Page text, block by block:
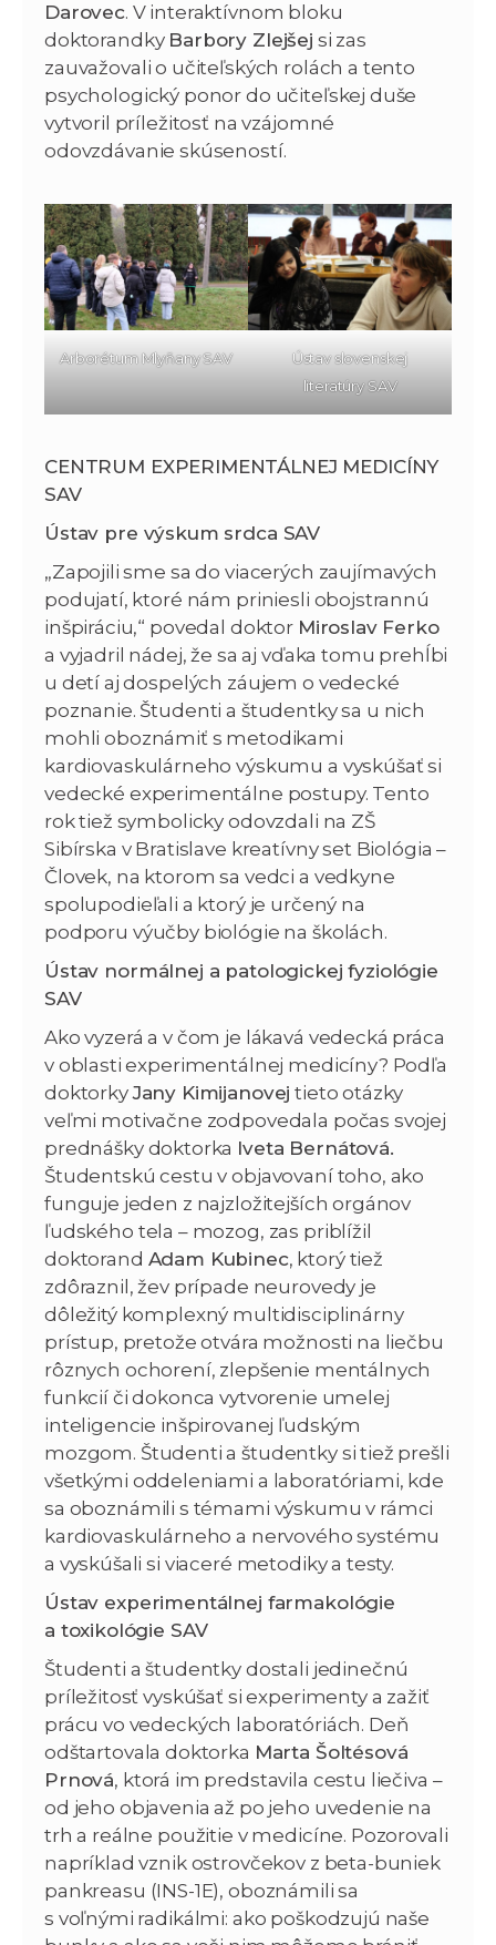
Darovec. V interaktívnom bloku
doktorandky Barbory Zlejšej si zas
zauvažovali o učiteľských rolách a tento
psychologický ponor do učiteľskej duše
vytvoril príležitosť na vzájomné
odovzdávanie skúseností.
Arborétum Mlyňany SAV
Ústav slovenskej
literatúry SAV
CENTRUM EXPERIMENTÁLNEJ MEDICÍNY
SAV
Ústav pre výskum srdca SAV
„Zapojili sme sa do viacerých zaujímavých
podujatí, ktoré nám priniesli obojstrannú
inšpiráciu,“ povedal doktor Miroslav Ferko
a vyjadril nádej, že sa aj vďaka tomu prehĺbi
u detí aj dospelých záujem o vedecké
poznanie. Študenti a študentky sa u nich
mohli oboznámiť s metodikami
kardiovaskulárneho výskumu a vyskúšať si
vedecké experimentálne postupy. Tento
rok tiež symbolicky odovzdali na ZŠ
Sibírska v Bratislave kreatívny set Biológia –
Človek, na ktorom sa vedci a vedkyne
spolupodieľali a ktorý je určený na
podporu výučby biológie na školách.
Ústav normálnej a patologickej fyziológie
SAV
Ako vyzerá a v čom je lákavá vedecká práca
v oblasti experimentálnej medicíny? Podľa
doktorkyJany Kimijanovej tieto otázky
veľmi motivačne zodpovedala počas svojej
prednášky doktorka Iveta Bernátová.
Študentskú cestu v objavovaní toho, ako
funguje jeden z najzložitejších orgánov
ľudského tela – mozog, zas priblížil
doktorand Adam Kubinec, ktorý tiež
zdôraznil, žev prípade neurovedy je
dôležitý komplexný multidisciplinárny
prístup, pretože otvára možnosti na liečbu
rôznych ochorení, zlepšenie mentálnych
funkcií či dokonca vytvorenie umelej
inteligencie inšpirovanej ľudským
mozgom. Študenti a študentky si tiež prešli
všetkými oddeleniami a laboratóriami, kde
sa oboznámili s témami výskumu v rámci
kardiovaskulárneho a nervového systému
a vyskúšali si viaceré metodiky a testy.
Ústav experimentálnej farmakológie
a toxikológie SAV
Študenti a študentky dostali jedinečnú
príležitosť vyskúšať si experimenty a zažiť
prácu vo vedeckých laboratóriách. Deň
odštartovala doktorka Marta Šoltésová
Prnová, ktorá im predstavila cestu liečiva –
od jeho objavenia až po jeho uvedenie na
trh a reálne použitie v medicíne. Pozorovali
napríklad vznik ostrovčekov z beta-buniek
pankreasu (INS-1E), oboznámili sa
s voľnými radikálmi: ako poškodzujú naše